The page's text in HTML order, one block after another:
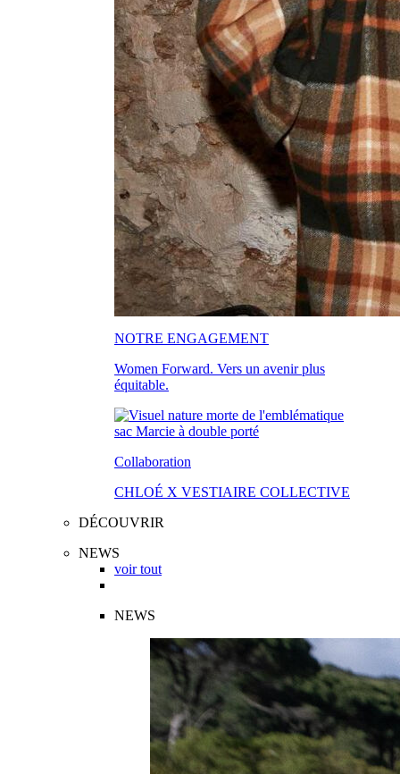
NOTRE ENGAGEMENT
Women Forward. Vers un avenir plus
équitable.
Collaboration
CHLOÉ X VESTIAIRE COLLECTIVE
DÉCOUVRIR
NEWS
voir tout
NEWS